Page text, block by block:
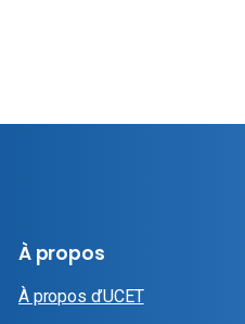
À propos
À propos d’UCET